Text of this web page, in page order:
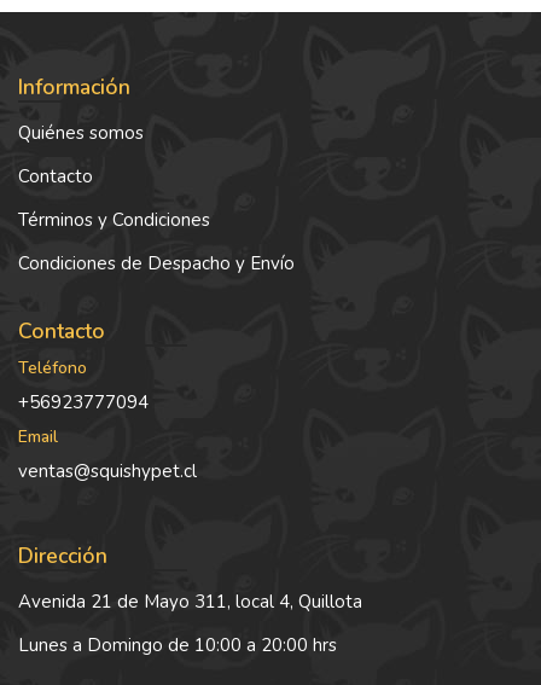
Información
Quiénes somos
Contacto
Términos y Condiciones
Condiciones de Despacho y Envío
Contacto
Teléfono
+56923777094
Email
ventas@squishypet.cl
Dirección
Avenida 21 de Mayo 311, local 4, Quillota
Lunes a Domingo de 10:00 a 20:00 hrs